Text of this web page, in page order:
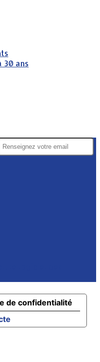
30 ans
de confidentialité